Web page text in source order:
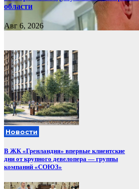
области
Авг 6, 2026
Новости
В ЖК «Гренландия» впервые клиентские
дни от крупного девелопера — группы
компаний «СОЮЗ»